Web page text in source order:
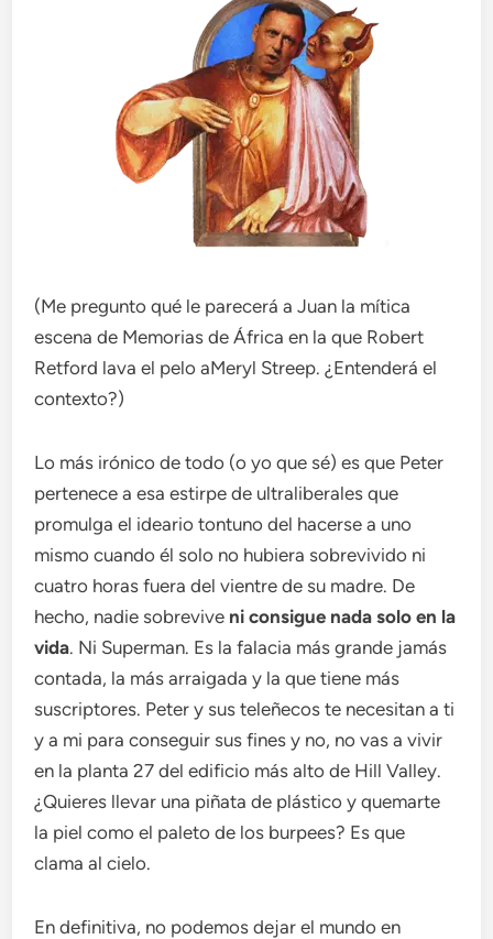
(Me pregunto qué le parecerá a Juan la mítica
escena de Memorias de África en la que Robert
Retford lava el pelo aMeryl Streep. ¿Entenderá el
contexto?)
Lo más irónico de todo (o yo que sé) es que Peter
pertenece a esa estirpe de ultraliberales que
promulga el ideario tontuno del hacerse a uno
mismo cuando él solo no hubiera sobrevivido ni
cuatro horas fuera del vientre de su madre. De
hecho, nadie sobrevive ni consigue nada solo en la
vida. Ni Superman. Es la falacia más grande jamás
contada, la más arraigada y la que tiene más
suscriptores. Peter y sus teleñecos te necesitan a ti
y a mi para conseguir sus fines y no, no vas a vivir
en la planta 27 del edificio más alto de Hill Valley.
¿Quieres llevar una piñata de plástico y quemarte
la piel como el paleto de los burpees? Es que
clama al cielo.
En definitiva, no podemos dejar el mundo en